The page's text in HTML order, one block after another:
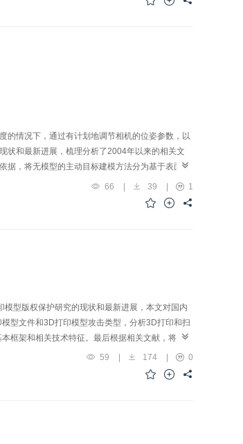
用对于基于深度学习类目标跟踪算法产生了很大的
的情况下，通过有计划地调节相机的位姿参数，以
状和最新进展，梳理分析了2004年以来的相关文
据，将无模型的主动目标建模方法分为基于表面的
行综述，首先解释了每类方法的基本思想，总结
决方法进行合理的搭配组合，形成不同的主动目标
围、计算复杂度等方面存在差异，但相对于传统
每一个候选视点，适用广泛且涉及的问题相对于基
搭配，可以构成不同的主动目标建模方法子类。
66 | 39 |
1
型版权保护研究的现状和最新进展，本文对国内
型文件和3D打印模型攻击类型，分析3D打印和扫
框架和相关技术特征。最后根据相关文献，将3D
特性的3D模型版权保护技术能对3D打印后的模型
不具有普适性。基于数字水印的方法既能抵抗传统
数/模等模态转换攻击，并且高精度的3D打印机和
59 174
0